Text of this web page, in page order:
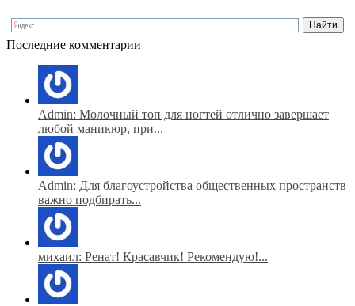
Последние комментарии
Admin: Молочный топ для ногтей отлично завершает
любой маникюр, при...
Admin: Для благоустройства общественных пространств
важно подбирать...
михаил: Ренат! Красавчик! Рекомендую!...